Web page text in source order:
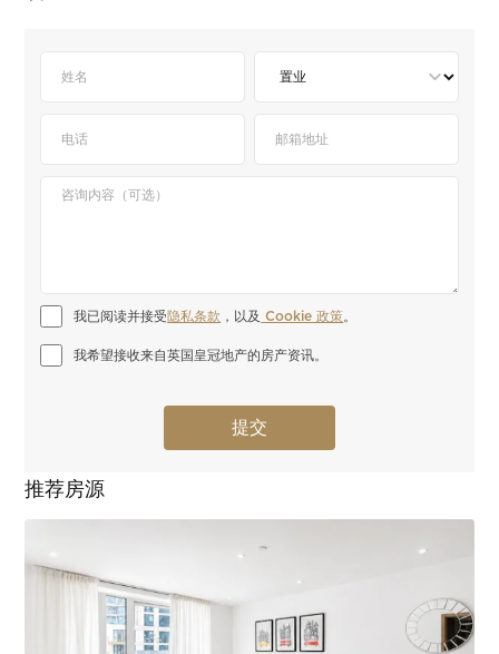
我已阅读并接受隐私条款 ，以及 Cookie 政策。
我希望接收来自英国皇冠地产的房产资讯。
推荐房源